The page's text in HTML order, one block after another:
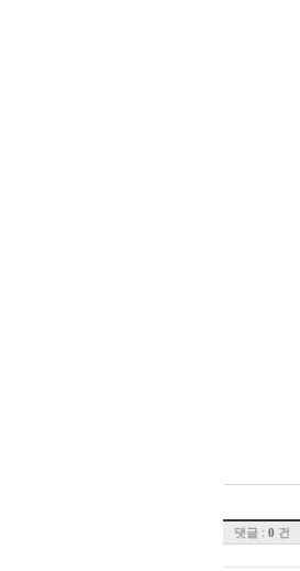
댓글 : 0 건